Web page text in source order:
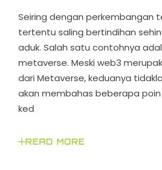
Seiring dengan perkembangan
tertentu saling bertindihan
aduk. Salah satu contohnya
metaverse. Meski web3
dari Metaverse, keduanya
akan membahas beberapa
ked
READ MORE